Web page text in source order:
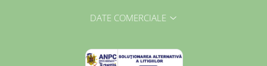
DATE COMERCIALE